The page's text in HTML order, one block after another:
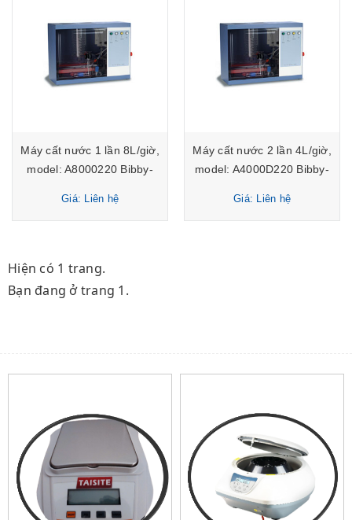
Máy cất nước 1 lần 8L/giờ,
model: A8000220 Bibby-
Giá: Liên hệ
Máy cất nước 2 lần 4L/giờ,
model: A4000D220 Bibby-
Giá: Liên hệ
Hiện có 1 trang.
Bạn đang ở trang 1.